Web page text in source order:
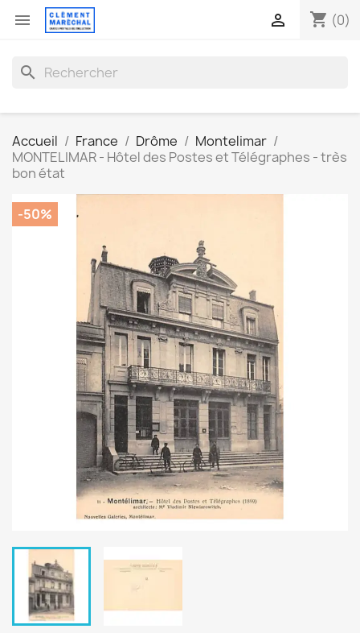
 shopping_cart (0)

search
Accueil France Drôme
Montelimar
MONTELIMAR - Hôtel des Postes et Télégraphes - très
bon état
-50%